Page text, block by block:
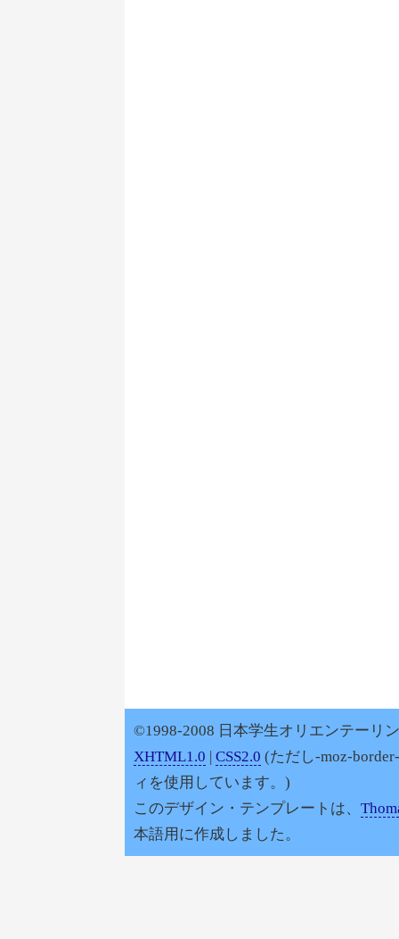
©1998-2008 日本学生オリエンテーリ
XHTML1.0 | CSS2.0 (ただし-moz-
ィを使用しています。)
このデザイン・テンプレートは、
本語用に作成しました。